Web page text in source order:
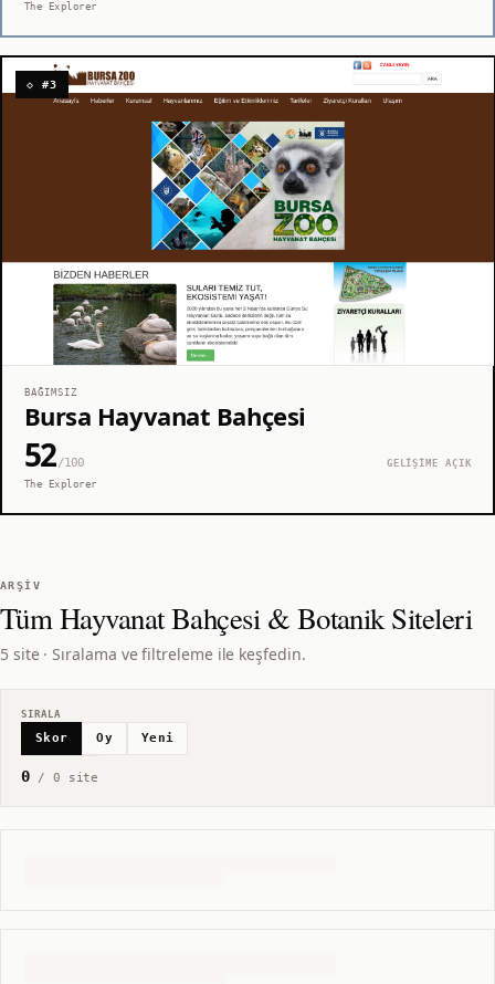
The Explorer
◇ #3
BAĞIMSIZ
Bursa Hayvanat Bahçesi
52/100
GELİŞİME AÇIK
The Explorer
ARŞIV
TümHayvanat Bahçesi & BotanikSiteleri
5 site · Sıralama ve filtreleme ile keşfedin.
SIRALA
Skor Oy Yeni
0/ 0 site